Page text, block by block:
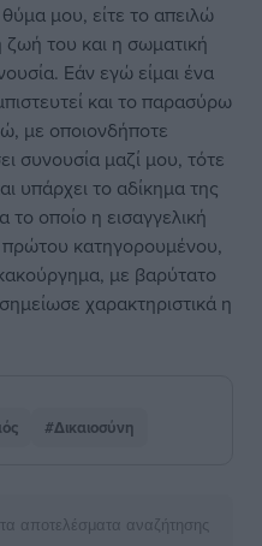
μου, είτε το απειλώ
ζωή του και η σωματική
Εάν εγώ είμαι ένα
και το παρασύρω
με οποιονδήποτε
συνουσία μαζί μου, τότε
υπάρχει το αδίκημα της
το οποίο η εισαγγελική
πρώτου κατηγορουμένου,
με βαρύτατο
χαρακτηριστικά η
#Δικαιοσύνη
αποτελέσματα αναζήτησης